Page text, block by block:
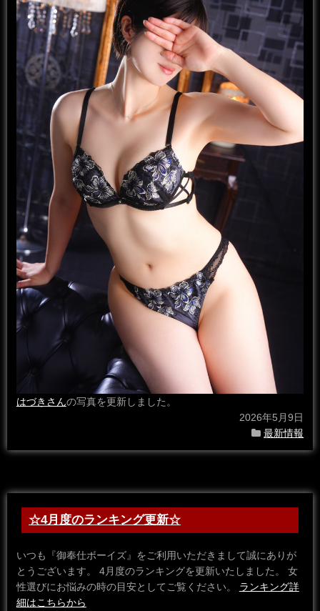
はづきさんの写真を更新しました。
2026年5月9日
最新情報
☆4月度のランキング更新☆
いつも『御奉仕ボーイズ』をご利用いただきまして誠にありが
とうございます。 4月度のランキングを更新いたしました。 女
性選びにお悩みの時の目安としてご覧ください。 ランキング詳
細はこちらから